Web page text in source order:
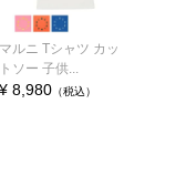
マルニ Tシャツ カッ
トソー 子供...
¥ 8,980 （税込）